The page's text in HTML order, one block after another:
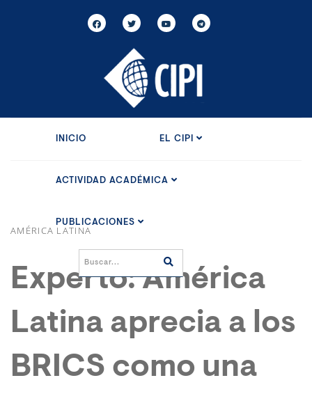
INICIO EL CIPI
ACTIVIDAD ACADÉMICA
PUBLICACIONES
AMÉRICA LATINA
Experto: América
Latina aprecia a los
BRICS como una